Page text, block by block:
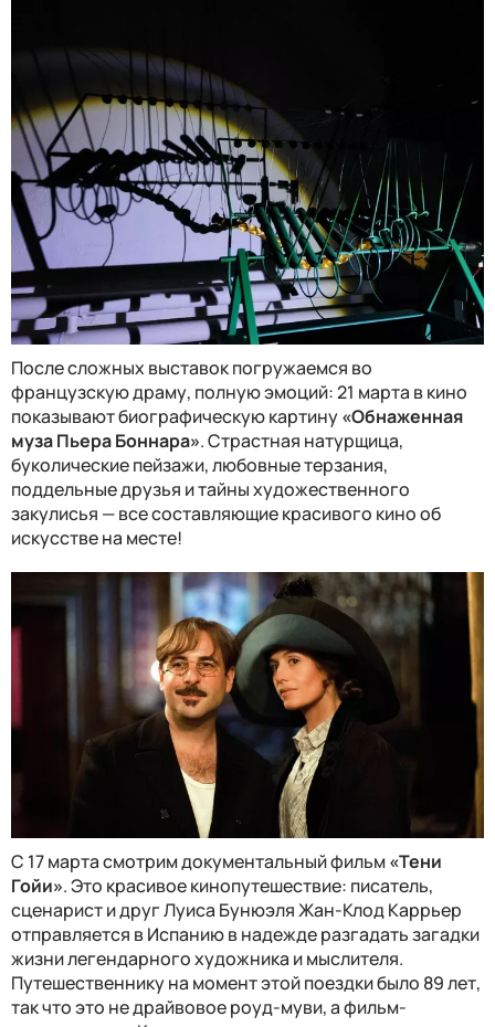
После сложных выставок погружаемся во
французскую драму, полную эмоций: 21 марта в кино
показывают биографическую картину«Обнаженная
муза Пьера Боннара». Страстная натурщица,
буколические пейзажи, любовные терзания,
поддельные друзья и тайны художественного
закулисья — все составляющие красивого кино об
искусстве на месте!
С 17 марта смотрим документальный фильм«Тени
Гойи». Это красивое кинопутешествие: писатель,
сценарист и друг Луиса Бунюэля Жан-Клод Каррьер
отправляется в Испанию в надежде разгадать загадки
жизни легендарного художника и мыслителя.
Путешественнику на момент этой поездки было 89 лет,
так что это не драйвовое роуд-муви, а фильм-